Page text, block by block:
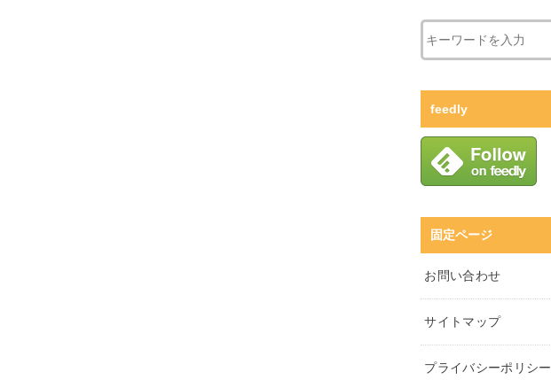
feedly
固定ページ
お問い合わせ
サイトマップ
プライバシーポリシー